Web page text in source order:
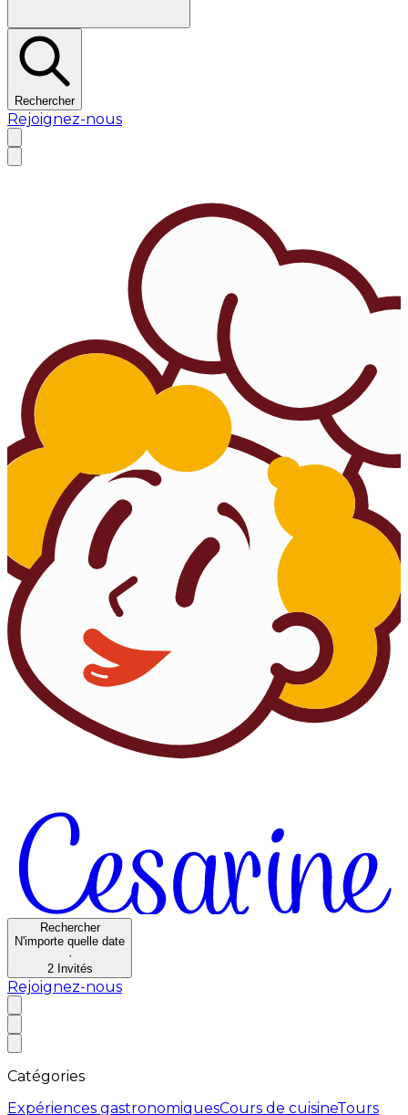
Rechercher
Rejoignez-nous
Rechercher
N'importe quelle date
·
2 Invités
Rejoignez-nous
Catégories
Expériences gastronomiquesCours de cuisineTours